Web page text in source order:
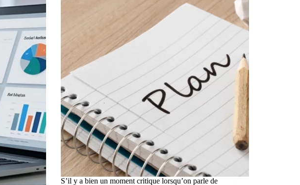
S’il y a bien un moment critique lorsqu’on parle de